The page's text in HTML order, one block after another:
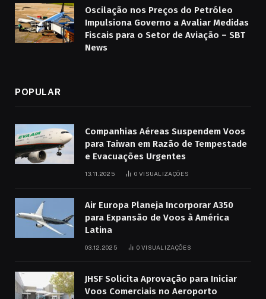
Oscilação nos Preços do Petróleo
Impulsiona Governo a Avaliar Medidas
Fiscais para o Setor de Aviação – SBT
News
POPULAR
Companhias Aéreas Suspendem Voos
para Taiwan em Razão de Tempestade
e Evacuações Urgentes
13.11.2025 0 VISUALIZAÇÕES
Air Europa Planeja Incorporar A350
para Expansão de Voos à América
Latina
03.12.2025 0 VISUALIZAÇÕES
JHSF Solicita Aprovação para Iniciar
Voos Comerciais no Aeroporto